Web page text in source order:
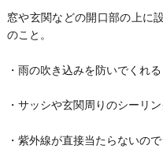
窓や玄関などの開口部の上に
のこと。
・雨の吹き込みを防いでくれる
・サッシや玄関周りのシーリ
・紫外線が直接当たらないの